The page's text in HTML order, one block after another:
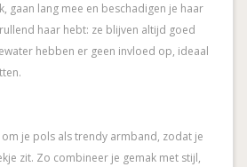
gaan lang mee en beschadigen je haar
haar hebt: ze blijven altijd goed
hebben er geen invloed op, ideaal
je pols als trendy armband, zodat je
zit. Zo combineer je gemak met stijl,